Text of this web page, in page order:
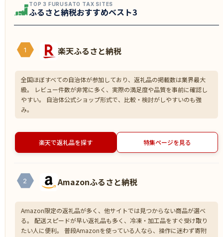
TOP 3 FURUSATO TAX SITES
ふるさと納税おすすめベスト3
1 楽天ふるさと納税
全国ほぼすべての自治体が参加しており、返礼品の掲載数は業界最大
級。 レビュー件数が非常に多く、実際の満足度や品質を事前に確認し
やすい。 自治体公式ショップ形式で、比較・検討がしやすいのも強
み。
楽天で返礼品を探す 特集ページを見る
2 Amazonふるさと納税
Amazon限定の返礼品が多く、他サイトでは見つからない商品が選べ
る。 配送スピードが早い返礼品も多く、冷凍・加工品をすぐ受け取り
たい人に便利。 普段Amazonを使っている人なら、操作に迷わず寄附